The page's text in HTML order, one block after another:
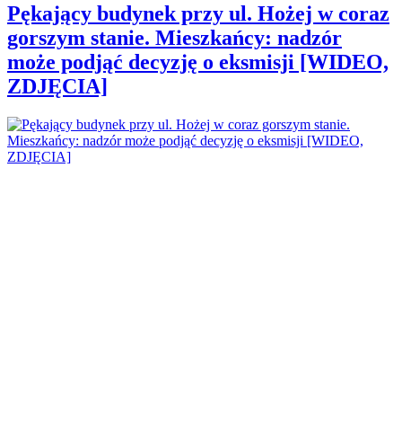
Pękający budynek przy ul. Hożej w coraz
gorszym stanie. Mieszkańcy: nadzór
może podjąć decyzję o eksmisji [WIDEO,
ZDJĘCIA]